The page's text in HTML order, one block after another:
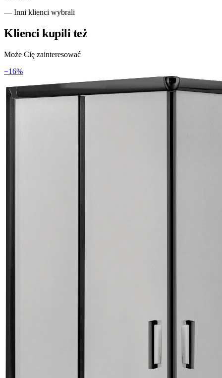
— Inni klienci wybrali
Klienci kupili też
Może Cię zainteresować
−16%